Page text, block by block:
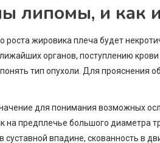
липомы, и как
роста жировика плеча будет
органов, поступлению крови
тип опухоли. Для прояснения
для понимания возможных
на предплечье большого диаметра
суставной впадине, скованность в